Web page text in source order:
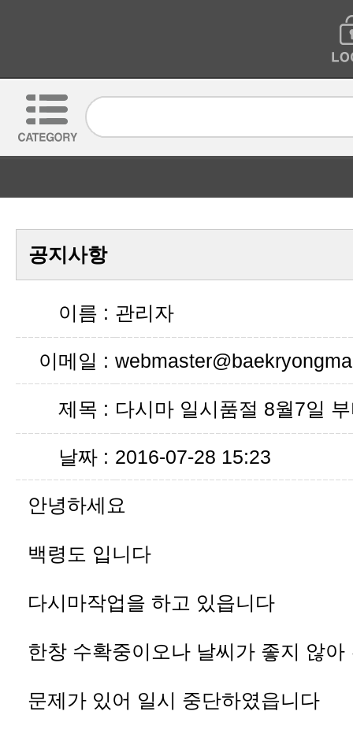
공지사항
이름 : 관리자
이메일 :
제목 : 다시마 일시품절 8월7일
날짜 : 2016-07-28 15:23
안녕하세요
백령도 입니다
다시마작업을 하고 있읍니다
한창 수확중이오나 날씨가 좋지 않아
문제가 있어 일시 중단하였읍니다